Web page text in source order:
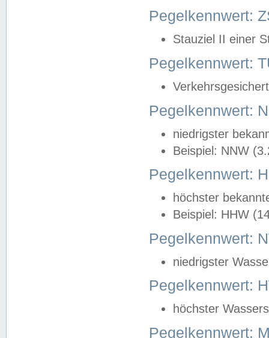
Pegelkennwert:
Stauziel II einer
Pegelkennwert:
Pegelkennwert:
niedrigster
Beispiel: NNW
Pegelkennwert:
höchster
Beispiel: HHW
Pegelkennwert:
niedrigster
Pegelkennwert:
höchster
Pegelkennwert: